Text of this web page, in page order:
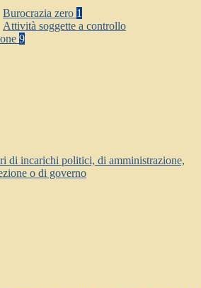
Burocrazia zero 1
Attività soggette a controllo
9
di incarichi politici, di amministrazione,
o di governo